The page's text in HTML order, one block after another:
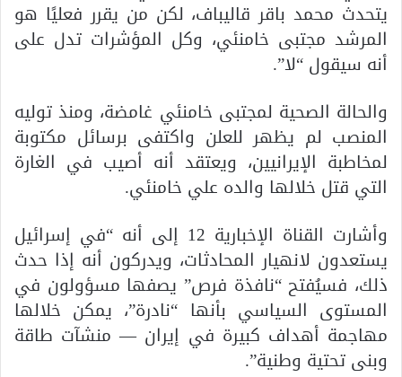
يتحدث محمد باقر قاليباف، لكن من يقرر فعليًا هو
المرشد مجتبى خامنئي، وكل المؤشرات تدل على
أنه سيقول “لا”.
والحالة الصحية لمجتبى خامنئي غامضة، ومنذ توليه
المنصب لم يظهر للعلن واكتفى برسائل مكتوبة
لمخاطبة الإيرانيين، ويعتقد أنه أصيب في الغارة
التي قتل خلالها والده علي خامنئي.
وأشارت القناة الإخبارية 12 إلى أنه “في إسرائيل
يستعدون لانهيار المحادثات، ويدركون أنه إذا حدث
ذلك، فسيُفتح “نافذة فرص” يصفها مسؤولون في
المستوى السياسي بأنها “نادرة”، يمكن خلالها
مهاجمة أهداف كبيرة في إيران — منشآت طاقة
وبنى تحتية وطنية”.